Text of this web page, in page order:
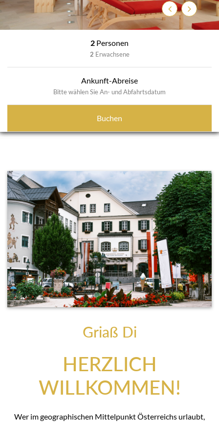
ZurückWeiter
2 Personen
2 Erwachsene
Ankunft-Abreise
Bitte wählen Sie An- und Abfahrtsdatum
Buchen
Griaß Di
HERZLICH
WILLKOMMEN!
Wer im geographischen Mittelpunkt Österreichs urlaubt,